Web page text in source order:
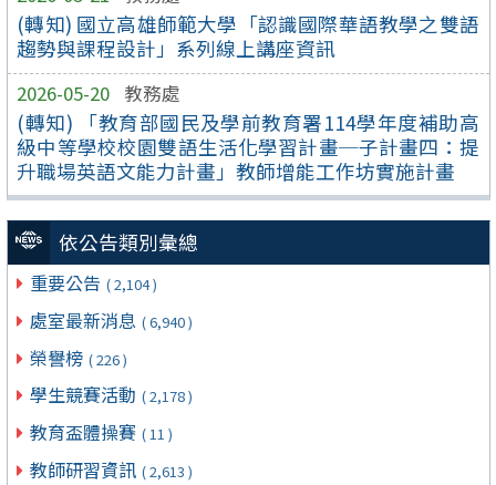
(轉知) 國立高雄師範大學「認識國際華語教學之雙語
趨勢與課程設計」系列線上講座資訊
2026-05-20 教務處
(轉知) 「教育部國民及學前教育署114學年度補助高
級中等學校校園雙語生活化學習計畫─子計畫四：提
升職場英語文能力計畫」教師增能工作坊實施計畫
依公告類別彙總
重要公告 ( 2,104 )
處室最新消息 ( 6,940 )
榮譽榜 ( 226 )
學生競賽活動 ( 2,178 )
教育盃體操賽 ( 11 )
教師研習資訊 ( 2,613 )